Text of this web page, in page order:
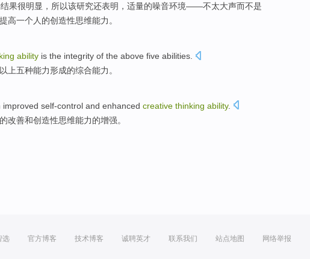
果很明显，所以该研究还表明，适量的噪音环境——不太大声而不是
一个人的创造性思维能力。
ability is the integrity of the above five abilities
以上五种能力形成的综合能力。
improved self-control and enhanced creative thinking ability.
的改善和创造性思维能力的增强。
选 官方博客 技术博客 诚聘英才 联系我们 站点地图 网络举报